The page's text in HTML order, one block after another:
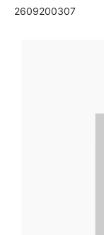
2609200307